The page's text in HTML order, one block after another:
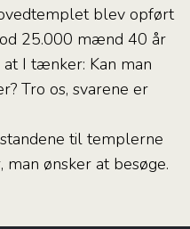
blev opført
25.000 mænd 40 år
I tænker: Kan man
Tro os, svarene er
til templerne
ønsker at besøge.